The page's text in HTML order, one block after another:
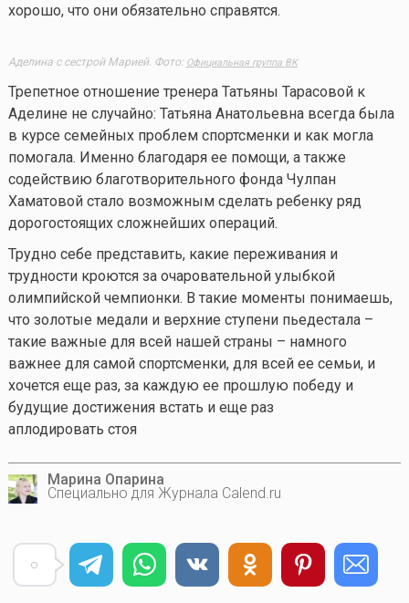
хорошо, что они обязательно справятся.
Аделина с сестрой Марией. Фото: Официальная группа ВК
Трепетное отношение тренера Татьяны Тарасовой к
Аделине не случайно: Татьяна Анатольевна всегда была
в курсе семейных проблем спортсменки и как могла
помогала. Именно благодаря ее помощи, а также
содействию благотворительного фонда Чулпан
Хаматовой стало возможным сделать ребенку ряд
дорогостоящих сложнейших операций.
Трудно себе представить, какие переживания и
трудности кроются за очаровательной улыбкой
олимпийской чемпионки. В такие моменты понимаешь,
что золотые медали и верхние ступени пьедестала –
такие важные для всей нашей страны – намного
важнее для самой спортсменки, для всей ее семьи, и
хочется еще раз, за каждую ее прошлую победу и
будущие достижения встать и еще раз
аплодировать стоя
Марина Опарина
Специально для Журнала Calend.ru